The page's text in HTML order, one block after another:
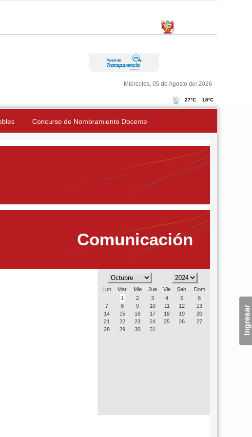
Miércoles, 05 de Agosto del 2026
Concurso de Nombramiento Docente
Comunicación
Lun Mar Mie Jue Vie Sab
Dom
1
2 3 4 5
6
7
8 9 10 11 12
13
14
15 16 17 18 19
20
21
22 23 24 25 26
27
28
29 30 31